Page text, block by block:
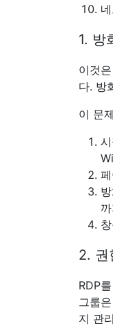
1. 방
이것
다. 방
이 문
2. 권
RDP
그룹
지 관